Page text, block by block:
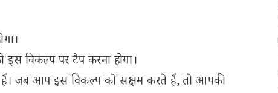
विकल्प पर टैप करना होगा।
जब आप इस विकल्प को सक्षम करते हैं, तो आपकी